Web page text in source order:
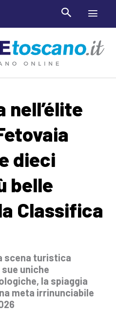
nell’élite
dieci
belle
Classifica
scena turistica
uniche
la spiaggia
meta irrinunciabile